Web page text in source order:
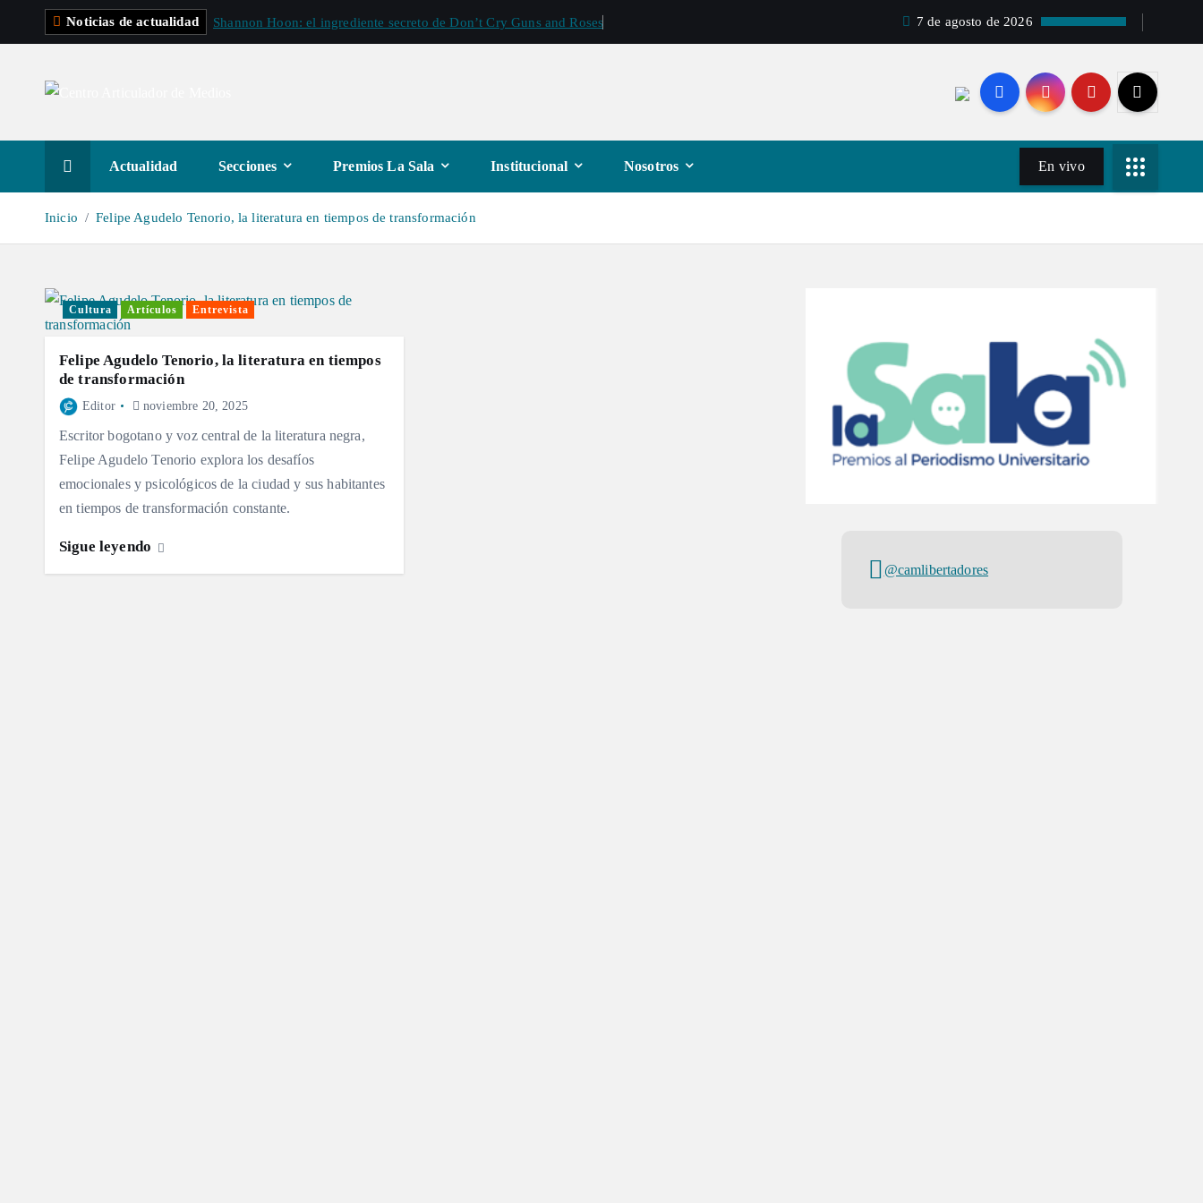
Noticias de actualidad Shannon Hoon: el ingrediente secreto de Don’t Cry Guns and Roses 7 de agosto de 2026
Actualidad Secciones Premios La Sala Institucional Nosotros En vivo
Inicio Felipe Agudelo Tenorio, la literatura en tiempos de transformación
Cultura Artículos Entrevista
Felipe Agudelo Tenorio, la literatura en tiempos
de transformación
Editor noviembre 20, 2025
Escritor bogotano y voz central de la literatura negra,
Felipe Agudelo Tenorio explora los desafíos
emocionales y psicológicos de la ciudad y sus habitantes
en tiempos de transformación constante.
Sigue leyendo
@camlibertadores